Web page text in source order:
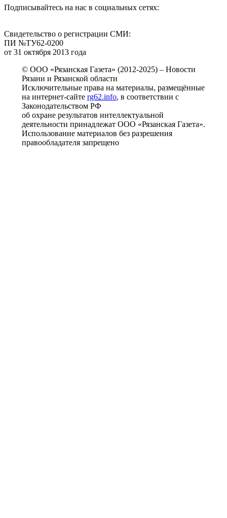
Подписывайтесь на нас в социальных сетях:
Свидетельство о регистрации СМИ:
ПИ №ТУ62-0200
от 31 октября 2013 года
© ООО «Рязанская Газета» (2012-2025) – Новости
Рязани и Рязанской области
Исключительные права на материалы, размещённые
на интернет-сайте rg62.info, в соответствии с
Законодательством РФ
об охране результатов интеллектуальной
деятельности принадлежат ООО «Рязанская Газета».
Использование материалов без разрешения
правообладателя запрещено